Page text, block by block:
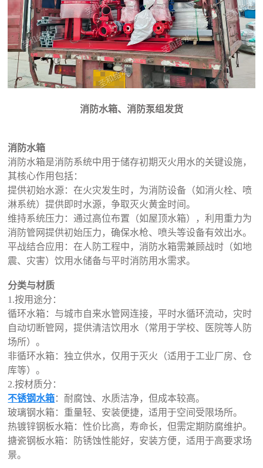
消防水箱、消防泵组发货
消防水箱
消防水箱是消防系统中用于储存初期灭火用水的关键设施，
其核心作用包括：
提供初始水源：在火灾发生时，为消防设备（如消火栓、喷
淋系统）提供即时水源，争取灭火黄金时间。
维持系统压力：通过高位布置（如屋顶水箱），利用重力为
消防管网提供初始压力，确保水枪、喷头等设备有效出水。
平战结合应用：在人防工程中，消防水箱需兼顾战时（如地
震、灾害）饮用水储备与平时消防用水需求。
分类与材质
1.按用途分：
循环水箱：与城市自来水管网连接，平时水循环流动，灾时
自动切断管网，提供清洁饮用水（常用于学校、医院等人防
场所）。
非循环水箱：独立供水，仅用于灭火（适用于工业厂房、仓
库等）。
2.按材质分：
不锈钢水箱：耐腐蚀、水质洁净，但成本较高。
玻璃钢水箱：重量轻、安装便捷，适用于空间受限场所。
热镀锌钢板水箱：性价比高，寿命长，但需定期防腐维护。
搪瓷钢板水箱：防锈蚀性能好，安装方便，适用于高要求场
景。